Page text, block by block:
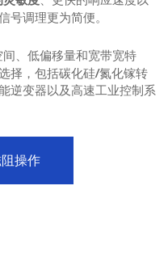
调理更为简便。
、低偏移量和宽带宽特
择，包括碳化硅/氮化镓转
逆变器以及高速工业控制系
操作